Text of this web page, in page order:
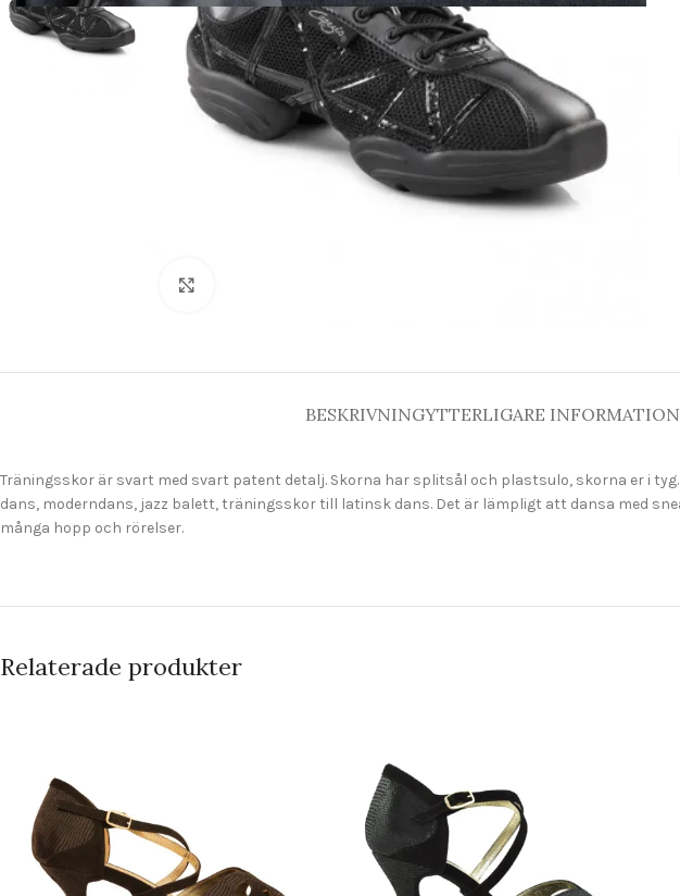
BESKRIVNINGYTTERLIGARE INFORMATION
Träningsskor är svart med svart patent detalj. Skorna har splitsål och plastsulo, skorna er i
dans, moderndans, jazz balett, träningsskor till latinsk dans. Det är lämpligt att dansa med
många hopp och rörelser.
Relaterade produkter